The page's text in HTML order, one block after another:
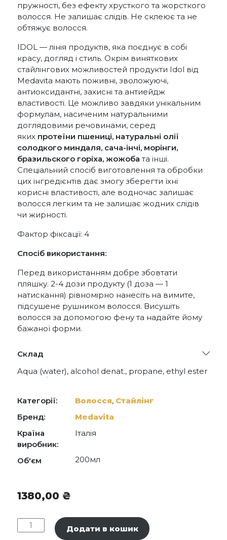
пружності, без ефекту хрусткого та жорсткого
волосся. Не залишає слідів. Не склеює та не
обтяжує волосся.
IDOL — лінія продуктів, яка поєднує в собі
красу, догляд і стиль. Окрім виняткових
стайлінгових можливостей продукти Idol від
Medavita мають поживні, зволожуючі,
антиоксидантні, захисні та антиейдж
властивості. Це можливо завдяки унікальним
формулам, насиченим натуральними
доглядовими речовинами, серед
яких протеїни пшениці, натуральні олії
солодкого миндаля, сача-інчі, морінги,
бразильского горіха, жожоба та інші.
Спеціальний спосіб виготовлення та обробки
цих інгредієнтів дає змогу зберегти їхні
корисні властивості, але водночас залишає
волосся легким та не залишає жодних слідів
чи жирності.
Фактор фіксації: 4
Спосіб використання:
Перед використанням добре збовтати
пляшку. 2-4 дози продукту (1 доза — 1
натискання) рівномірно нанесіть на вимите,
підсушене рушником волосся. Висушіть
волосся за допомогою фену та надайте йому
бажаної форми.
Склад
Aqua (water), alcohol denat., propane, ethyl ester
of pvm/ ma copolymer, butane, isobutane,
lauramine oxide, parfum (fragrance), imidazolidinyl
urea, aloe barbadensis leaf juice, panthenol,
propylene glycol, phenoxyethanol, caprylyl glycol,
benzoate, potassium sorbate, ascorbic acid,
limonene.
Категорії: Волосся, Стайлінг
Бренд:
Medavita
Країна
виробник:
Італія
Об'єм 200мл
1380,00 ₴
Medavita
Idol
Додати в кошик